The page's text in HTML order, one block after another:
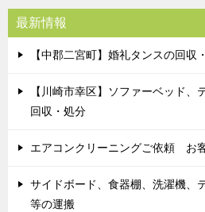
最新情報
【中郡二宮町】婚礼タンスの回
【川崎市幸区】ソファーベッド、
回収・処分
エアコンクリーニングご依頼 お
サイドボード、食器棚、洗濯機、
等の運搬